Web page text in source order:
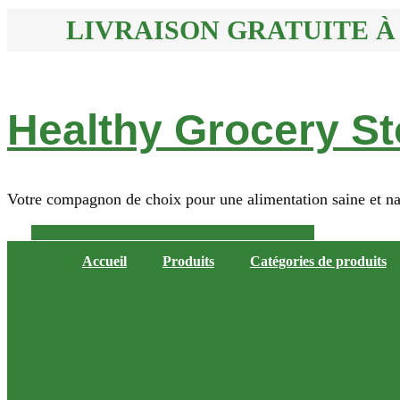
LIVRAISON GRATUITE
Healthy Grocery
Votre compagnon de choix pour une alimentation saine et
Accueil
Produits Catégories de produits